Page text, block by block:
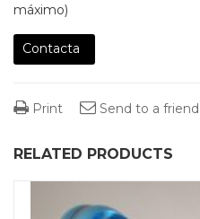
máximo)
Contacta
Print Send to a friend
RELATED PRODUCTS